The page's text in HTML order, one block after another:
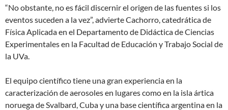
“No obstante, no es fácil discernir el origen de las fuentes si los
eventos suceden a la vez”, advierte Cachorro, catedrática de
Física Aplicada en el Departamento de Didáctica de Ciencias
Experimentales en la Facultad de Educación y Trabajo Social de
la UVa.
El equipo científico tiene una gran experiencia en la
caracterización de aerosoles en lugares como en la isla ártica
noruega de Svalbard, Cuba y una base científica argentina en la